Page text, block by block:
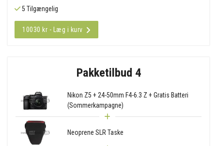
5 Tilgængelig
10030 kr - Læg i kurv
Pakketilbud 4
Nikon Z5 + 24-50mm F4-6.3 Z + Gratis Batteri
(Sommerkampagne)
Neoprene SLR Taske